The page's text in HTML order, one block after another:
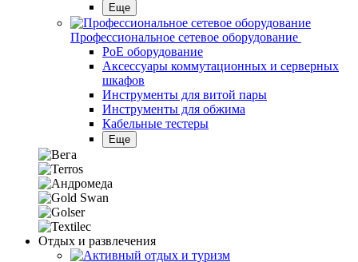
Еще
Профессиональное сетевое оборудование
PoE оборудование
Аксессуары коммутационных и серверных
шкафов
Инструменты для витой пары
Инструменты для обжима
Кабельные тестеры
Еще
Отдых и развлечения